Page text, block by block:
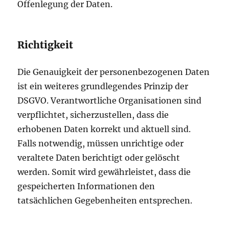
Offenlegung der Daten.
Richtigkeit
Die Genauigkeit der personenbezogenen Daten
ist ein weiteres grundlegendes Prinzip der
DSGVO. Verantwortliche Organisationen sind
verpflichtet, sicherzustellen, dass die
erhobenen Daten korrekt und aktuell sind.
Falls notwendig, müssen unrichtige oder
veraltete Daten berichtigt oder gelöscht
werden. Somit wird gewährleistet, dass die
gespeicherten Informationen den
tatsächlichen Gegebenheiten entsprechen.